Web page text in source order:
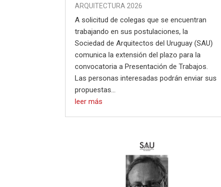
ARQUITECTURA 2026
A solicitud de colegas que se encuentran
trabajando en sus postulaciones, la
Sociedad de Arquitectos del Uruguay (SAU)
comunica la extensión del plazo para la
convocatoria a Presentación de Trabajos.
Las personas interesadas podrán enviar sus
propuestas...
leer más